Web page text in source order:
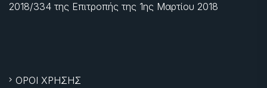
2018/334 της Επιτροπής της 1ης Μαρτίου 2018
ΟΡΟΙ ΧΡΗΣΗΣ